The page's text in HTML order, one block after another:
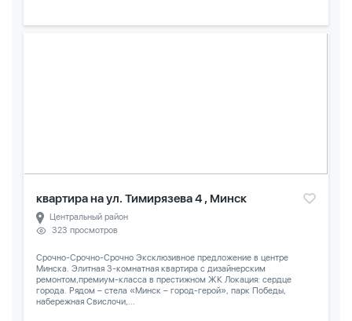
квартира на ул. Тимирязева 4 , Минск
Центральный район
323 просмотров
Срочно-Срочно-Срочно Эксклюзивное предложение в центре
Минска. Элитная 3-комнатная квартира с дизайнерским
ремонтом,премиум-класса в престижном ЖК Локация: сердце
города. Рядом – стела «Минск – город-герой», парк Победы,
набережная Свислочи,...